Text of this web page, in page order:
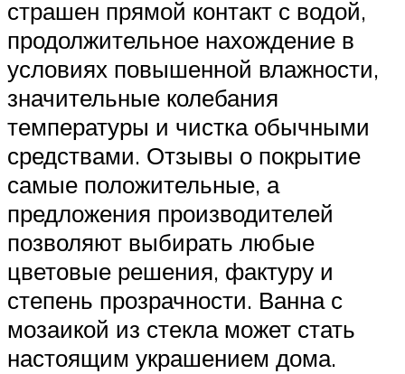
страшен прямой контакт с водой,
продолжительное нахождение в
условиях повышенной влажности,
значительные колебания
температуры и чистка обычными
средствами. Отзывы о покрытие
самые положительные, а
предложения производителей
позволяют выбирать любые
цветовые решения, фактуру и
степень прозрачности. Ванна с
мозаикой из стекла может стать
настоящим украшением дома.